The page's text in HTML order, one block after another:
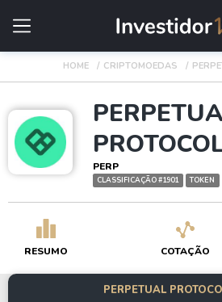
HOME CRIPTOMOEDAS
PERP
CLASSIFICAÇÃO #1901 TOKEN
RESUMO COTAÇÃO
PERPETUAL